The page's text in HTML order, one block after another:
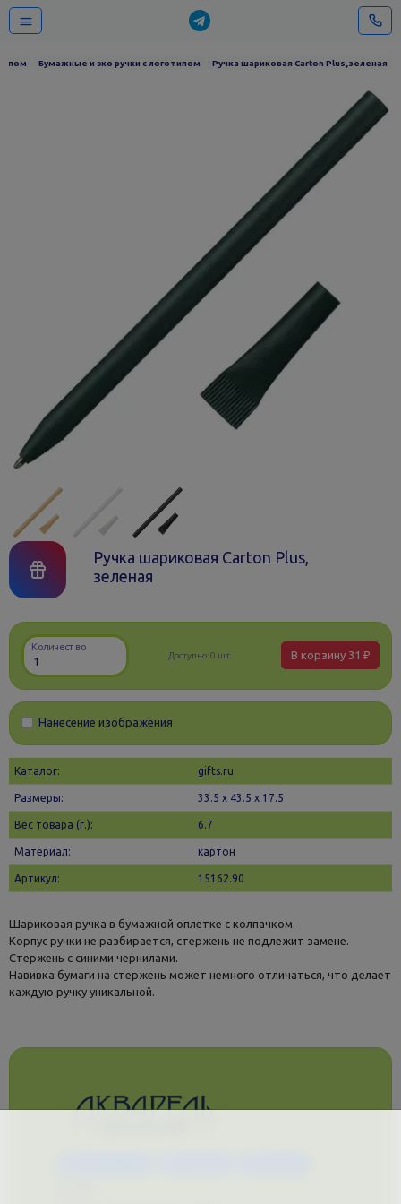
Бумажные и эко ручки с логотипом Ручка шариковая Carton Plus, зеленая
Ручка шариковая Carton Plus,
зеленая
Количество
Доступно:0 шт. В корзину 31 ₽
Нанесение изображения
Каталог: gifts.ru
Размеры: 33.5 х 43.5 x 17.5
Вес товара (г.): 6.7
Материал: картон
Артикул: 15162.90
Шариковая ручка в бумажной оплетке с колпачком.
Корпус ручки не разбирается, стержень не подлежит замене.
Стержень с синими чернилами.
Навивка бумаги на стержень может немного отличаться, что делает
каждую ручку уникальной.